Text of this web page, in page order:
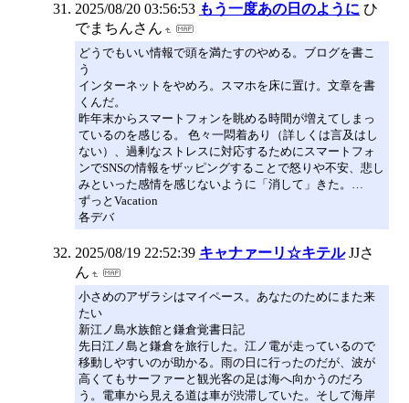
2025/08/20 03:56:53 もう一度あの日のように ひ
でまちんさん
どうでもいい情報で頭を満たすのやめる。ブログを書こ
う
インターネットをやめろ。スマホを床に置け。文章を書
くんだ。
昨年末からスマートフォンを眺める時間が増えてしまっ
ているのを感じる。 色々一悶着あり（詳しくは言及はし
ない）、過剰なストレスに対応するためにスマートフォ
ンでSNSの情報をザッピングすることで怒りや不安、悲し
みといった感情を感じないように「消して」きた。…
ずっとVacation
各デバ
2025/08/19 22:52:39 キャナァーリ☆キテル JJさ
ん
小さめのアザラシはマイペース。あなたのためにまた来
たい
新江ノ島水族館と鎌倉覚書日記
先日江ノ島と鎌倉を旅行した。江ノ電が走っているので
移動しやすいのが助かる。雨の日に行ったのだが、波が
高くてもサーファーと観光客の足は海へ向かうのだろ
う。電車から見える道は車が渋滞していた。そして海岸